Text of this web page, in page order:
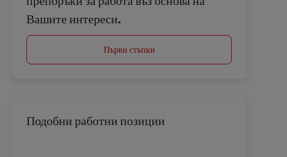
Вашите интереси.
Първи стъпки
Подобни работни позиции